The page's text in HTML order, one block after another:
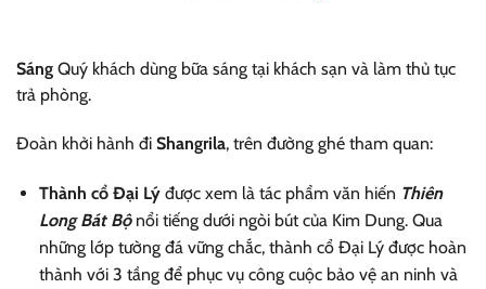
Sáng Quý khách dùng bữa sáng tại khách sạn và làm thủ tục
trả phòng.
Đoàn khởi hành đi Shangrila, trên đường ghé tham quan:
Thành cổ Đại Lýđược xem là tác phẩm văn hiến Thiên
Long Bát Bộnổi tiếng dưới ngòi bút của Kim Dung. Qua
những lớp tường đá vững chắc, thành cổ Đại Lý được hoàn
thành với 3 tầng để phục vụ công cuộc bảo vệ an ninh và